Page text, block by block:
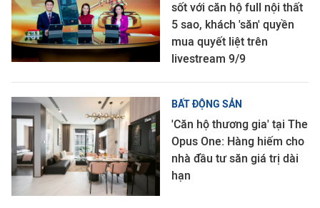
sốt với căn hộ full nội thất
5 sao, khách 'săn' quyền
mua quyết liệt trên
livestream 9/9
BẤT ĐỘNG SẢN
'Căn hộ thương gia' tại The
Opus One: Hàng hiếm cho
nhà đầu tư săn giá trị dài
hạn